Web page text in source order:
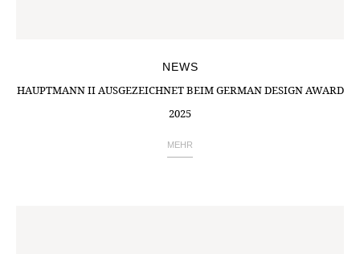
NEWS
HAUPTMANN II AUSGEZEICHNET BEIM GERMAN DESIGN AWARD
2025
MEHR